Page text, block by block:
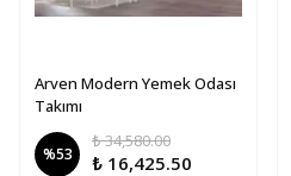
Arven Modern Yemek Odası
Takımı
%53
₺ 34,580.00
₺ 16,425.50